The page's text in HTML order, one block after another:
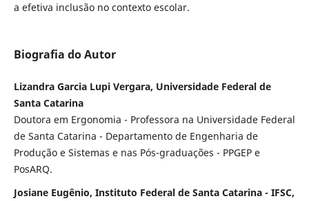
a efetiva inclusão no contexto escolar.
Biografia do Autor
Lizandra Garcia Lupi Vergara, Universidade Federal de
Santa Catarina
Doutora em Ergonomia - Professora na Universidade Federal
de Santa Catarina - Departamento de Engenharia de
Produção e Sistemas e nas Pós-graduações - PPGEP e
PosARQ.
Josiane Eugênio, Instituto Federal de Santa Catarina - IFSC,